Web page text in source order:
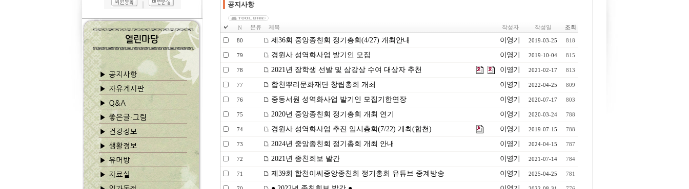
공지사항
N 분류 제목 작성자 작성일 조회
80 제36회 중앙종친회 정기총회(4/27) 개최안내 이영기 2019-03-25 818
79 경원사 성역화사업 발기인 모집 이영기 2019-10-04 815
78 2021년 장학생 선발 및 삼강상 수여 대상자 추천 이영기 2021-02-17 813
77 합천뿌리문화재단 창립총회 개최 이영기 2022-04-25 809
76 중동서원 성역화사업 발기인 모집기한연장 이영기 2020-07-17 803
75 2020년 중앙종친회 정기총회 개최 연기 이영기 2020-03-24 788
74 경원사 성역화사업 추진 임시총회(7/22) 개최(합천) 이영기 2019-07-15 788
73 2024년 중앙종친회 정기총회 개최 안내 이영기 2024-04-15 787
72 2021년 종친회보 발간 이영기 2021-07-14 784
71 제39회 합천이씨중앙종친회 정기총회 유튜브 중계방송 이영기 2025-04-25 781